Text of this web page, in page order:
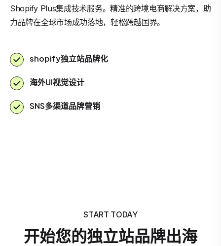
Shopify Plus集成技术服务。精准的跨境电商解决方案，助
力品牌在全球市场成功落地，轻松跨越国界。
shopify独立站品牌化
海外UI视觉设计
SNS多渠道品牌营销
START TODAY
开始您的独立站品牌出海